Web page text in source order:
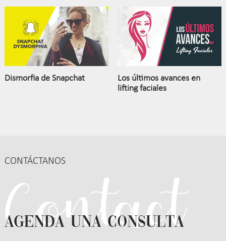
Dismorfia de Snapchat
Los últimos avances en
lifting faciales
CONTÁCTANOS
AGENDA UNA CONSULTA